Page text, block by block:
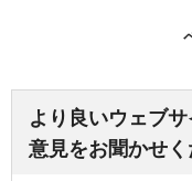
より良いウェブ
意見をお聞かせ